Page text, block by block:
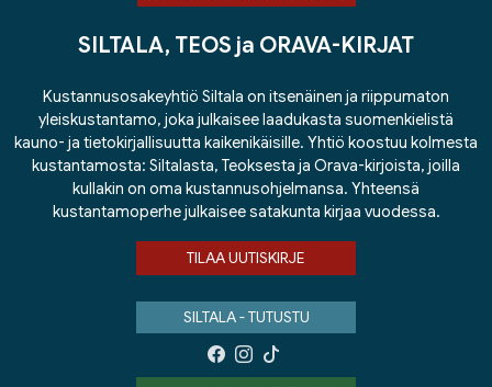
SILTALA, TEOS ja ORAVA-KIRJAT
Kustannusosakeyhtiö Siltala on itsenäinen ja riippumaton
yleiskustantamo, joka julkaisee laadukasta suomenkielistä
kauno- ja tietokirjallisuutta kaikenikäisille. Yhtiö koostuu kolmesta
kustantamosta: Siltalasta, Teoksesta ja Orava-kirjoista, joilla
kullakin on oma kustannusohjelmansa. Yhteensä
kustantamoperhe julkaisee satakunta kirjaa vuodessa.
TILAA UUTISKIRJE
SILTALA - TUTUSTU